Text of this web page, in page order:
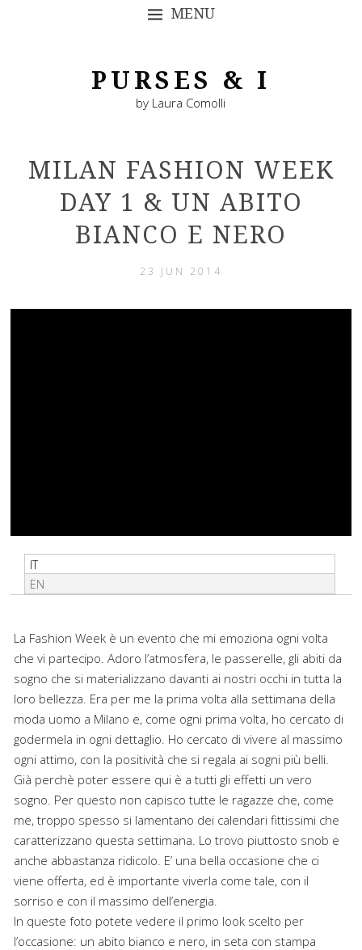
MENU
PURSES & I
by Laura Comolli
MILAN FASHION WEEK
DAY 1 & UN ABITO
BIANCO E NERO
23 JUN 2014
IT
EN
La Fashion Week è un evento che mi emoziona ogni volta
che vi partecipo. Adoro l’atmosfera, le passerelle, gli abiti da
sogno che si materializzano davanti ai nostri occhi in tutta la
loro bellezza. Era per me la prima volta alla settimana della
moda uomo a Milano e, come ogni prima volta, ho cercato di
godermela in ogni dettaglio. Ho cercato di vivere al massimo
ogni attimo, con la positività che si regala ai sogni più belli.
Già perchè poter essere qui è a tutti gli effetti un vero
sogno. Per questo non capisco tutte le ragazze che, come
me, troppo spesso si lamentano dei calendari fittissimi che
caratterizzano questa settimana. Lo trovo piuttosto snob e
anche abbastanza ridicolo. E’ una bella occasione che ci
viene offerta, ed è importante viverla come tale, con il
sorriso e con il massimo dell’energia.
In queste foto potete vedere il primo look scelto per
l’occasione: un abito bianco e nero, in seta con stampa